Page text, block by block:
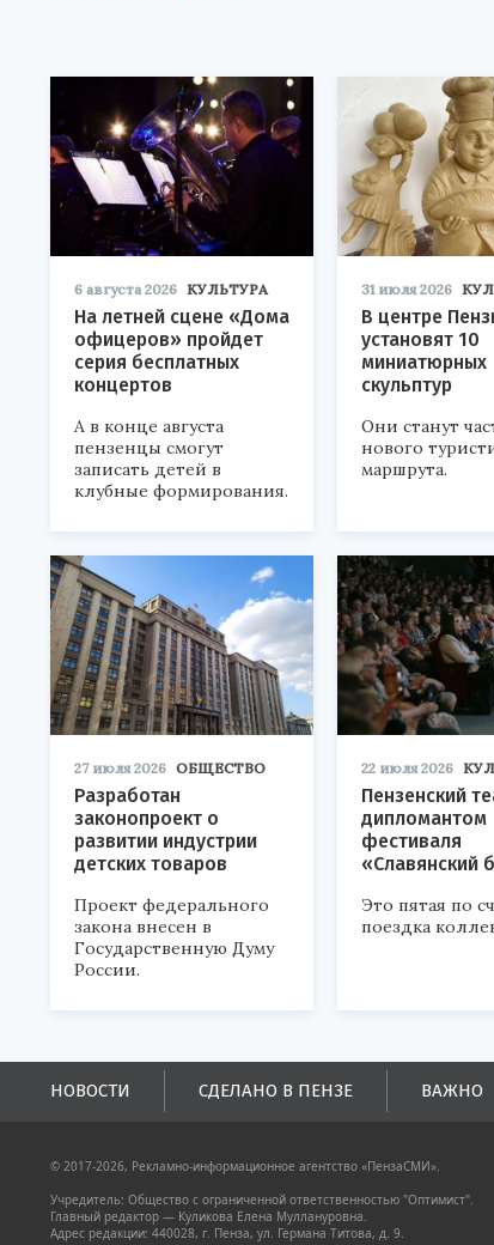
6 августа 2026 КУЛЬТУРА
На летней сцене «Дома
офицеров» пройдет
серия бесплатных
концертов
А в конце августа
пензенцы смогут
записать детей в
клубные формирования.
31 июля 2026
В центре
установят 10
миниатюрных
скульптур
Они станут
нового
маршрута.
27 июля 2026 ОБЩЕСТВО
Разработан
законопроект о
развитии индустрии
детских товаров
Проект федерального
закона внесен в
Государственную Думу
России.
22 июля 2026
Пензенский
дипломантом
фестиваля
«Славянский
Это пятая по
поездка
НОВОСТИ СДЕЛАНО В ПЕНЗЕ ВАЖНО
© 2017-2026, Рекламно-информационное агентство «ПензаСМИ».
Учредитель: Общество с ограниченной ответственностью "Оптимист".
Главный редактор — Куликова Елена Муллануровна.
Адрес редакции: 440028, г. Пенза, ул. Германа Титова, д. 9.